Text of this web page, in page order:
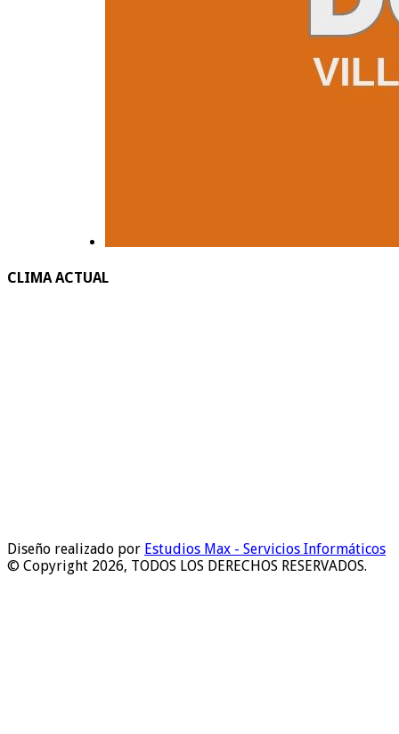
CLIMA ACTUAL
Diseño realizado por Estudios Max - Servicios Informáticos
© Copyright 2026, TODOS LOS DERECHOS RESERVADOS.